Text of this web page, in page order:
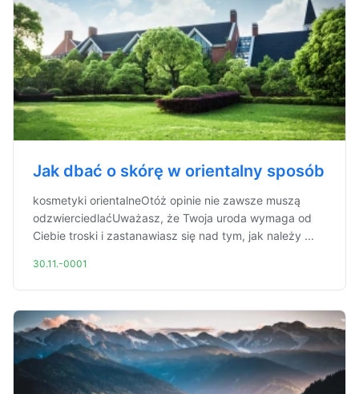
Jak dbać o skórę w orientalny sposób
kosmetyki orientalneOtóż opinie nie zawsze muszą
odzwierciedlaćUważasz, że Twoja uroda wymaga od
Ciebie troski i zastanawiasz się nad tym, jak należy ...
30.11.-0001